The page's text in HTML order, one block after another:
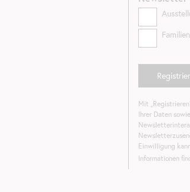
Familien
Mit
Ihrer Daten
Einwilligung
Informationen